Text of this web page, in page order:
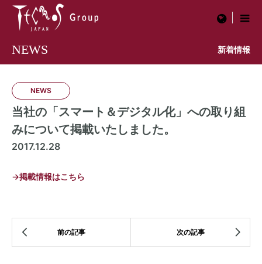
menu
NEWS 新着情報
NEWS
当社の「スマート＆デジタル化」への取り組
みについて掲載いたしました。
2017.12.28
→掲載情報はこちら